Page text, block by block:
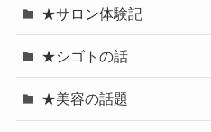
★サロン体験記
★シゴトの話
★美容の話題